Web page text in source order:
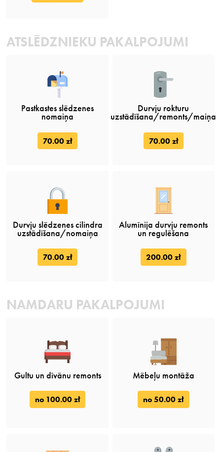
ATSLĒDZNIEKU PAKALPOJUMI
Pastkastes slēdzenes
nomaiņa
70.00 zł
Durvju rokturu
uzstādīšana/remonts/maiņa
70.00 zł
Durvju slēdzenes cilindra
uzstādīšana/nomaiņa
70.00 zł
Alumīnija durvju remonts
un regulēšana
200.00 zł
NAMDARU PAKALPOJUMI
Gultu un dīvānu remonts
no 100.00 zł
Mēbeļu montāža
no 50.00 zł